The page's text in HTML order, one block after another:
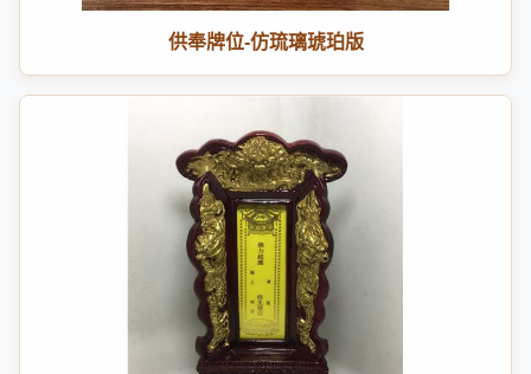
供奉牌位-仿琉璃琥珀版